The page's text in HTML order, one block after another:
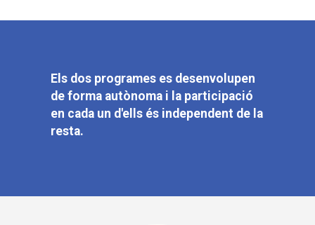
Els dos programes es desenvolupen
de forma autònoma i la participació
en cada un d'ells és independent de la
resta.